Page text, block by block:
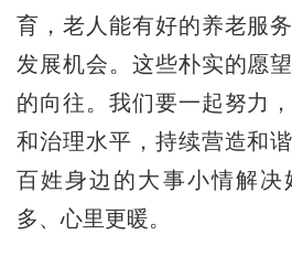
育，老人能有好的养老服
发展机会。这些朴实的愿
的向往。我们要一起努力
和治理水平，持续营造和
百姓身边的大事小情解决
多、心里更暖。